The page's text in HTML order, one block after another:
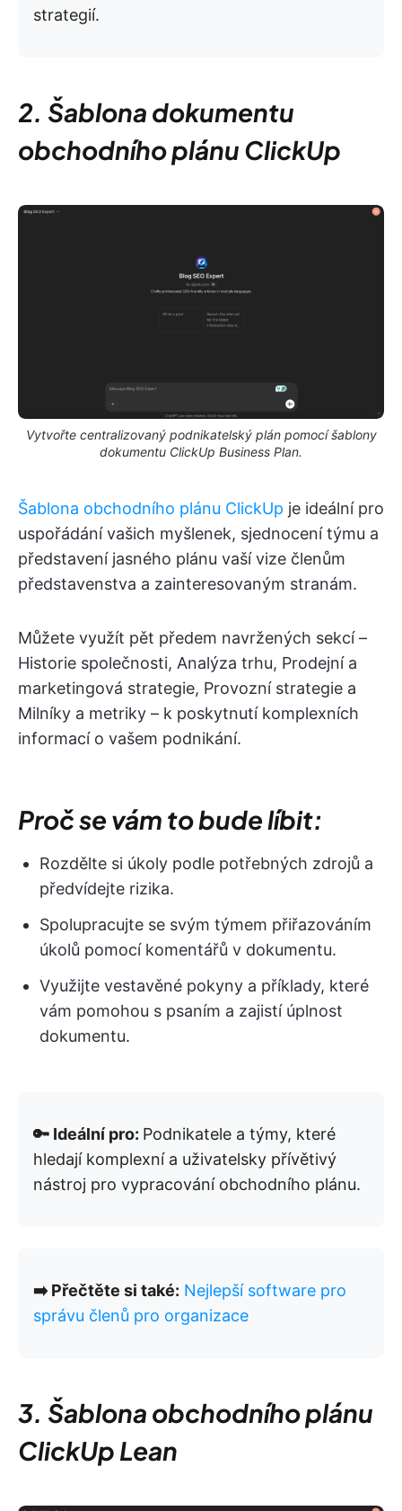
strategií.
2. Šablona dokumentu
obchodního plánu ClickUp
Vytvořte centralizovaný podnikatelský plán pomocí šablony
dokumentu ClickUp Business Plan.
Šablona obchodního plánu ClickUp je ideální pro
uspořádání vašich myšlenek, sjednocení týmu a
představení jasného plánu vaší vize členům
představenstva a zainteresovaným stranám.
Můžete využít pět předem navržených sekcí –
Historie společnosti, Analýza trhu, Prodejní a
marketingová strategie, Provozní strategie a
Milníky a metriky – k poskytnutí komplexních
informací o vašem podnikání.
Proč se vám to bude líbit:
Rozdělte si úkoly podle potřebných zdrojů a
předvídejte rizika.
Spolupracujte se svým týmem přiřazováním
úkolů pomocí komentářů v dokumentu.
Využijte vestavěné pokyny a příklady, které
vám pomohou s psaním a zajistí úplnost
dokumentu.
🔑 Ideální pro: Podnikatele a týmy, které
hledají komplexní a uživatelsky přívětivý
nástroj pro vypracování obchodního plánu.
➡️ Přečtěte si také: Nejlepší software pro
správu členů pro organizace
3. Šablona obchodního plánu
ClickUp Lean